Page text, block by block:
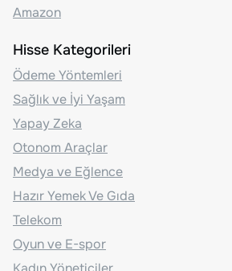
Amazon
Hisse Kategorileri
Ödeme Yöntemleri
Sağlık ve İyi Yaşam
Yapay Zeka
Otonom Araçlar
Medya ve Eğlence
Hazır Yemek Ve Gıda
Telekom
Oyun ve E-spor